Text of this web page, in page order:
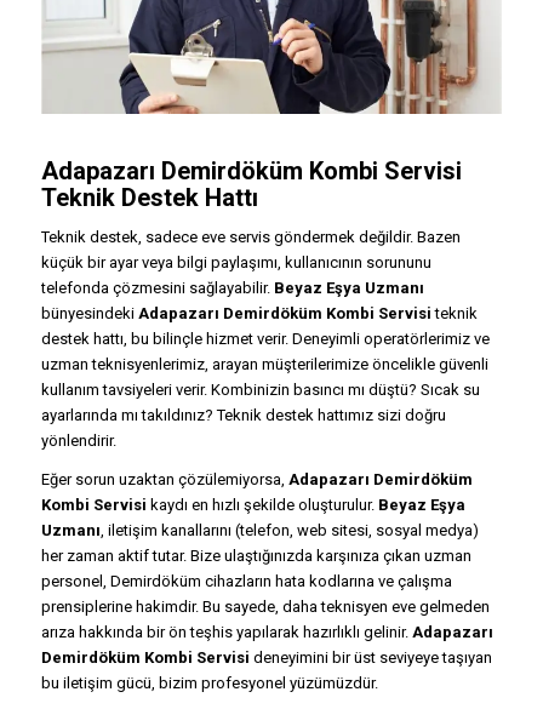
Adapazarı Demirdöküm Kombi Servisi
Teknik Destek Hattı
Teknik destek, sadece eve servis göndermek değildir. Bazen
küçük bir ayar veya bilgi paylaşımı, kullanıcının sorununu
telefonda çözmesini sağlayabilir. Beyaz Eşya Uzmanı
bünyesindeki Adapazarı Demirdöküm Kombi Servisi teknik
destek hattı, bu bilinçle hizmet verir. Deneyimli operatörlerimiz ve
uzman teknisyenlerimiz, arayan müşterilerimize öncelikle güvenli
kullanım tavsiyeleri verir. Kombinizin basıncı mı düştü? Sıcak su
ayarlarında mı takıldınız? Teknik destek hattımız sizi doğru
yönlendirir.
Eğer sorun uzaktan çözülemiyorsa, Adapazarı Demirdöküm
Kombi Servisi kaydı en hızlı şekilde oluşturulur. Beyaz Eşya
Uzmanı, iletişim kanallarını (telefon, web sitesi, sosyal medya)
her zaman aktif tutar. Bize ulaştığınızda karşınıza çıkan uzman
personel, Demirdöküm cihazların hata kodlarına ve çalışma
prensiplerine hakimdir. Bu sayede, daha teknisyen eve gelmeden
arıza hakkında bir ön teşhis yapılarak hazırlıklı gelinir. Adapazarı
Demirdöküm Kombi Servisi deneyimini bir üst seviyeye taşıyan
bu iletişim gücü, bizim profesyonel yüzümüzdür.